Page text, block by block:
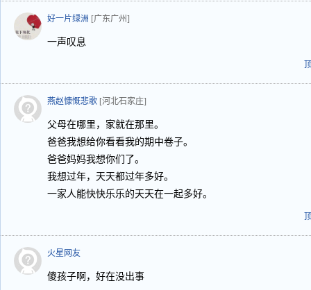
好一片绿洲 [广东广州]
一声叹息
燕赵慷慨悲歌 [河北石家庄]
父母在哪里，家就在那里。
爸爸我想给你看看我的期中卷子。
爸爸妈妈我想你们了。
我想过年，天天都过年多好。
一家人能快快乐乐的天天在一起多好。
火星网友
傻孩子啊，好在没出事